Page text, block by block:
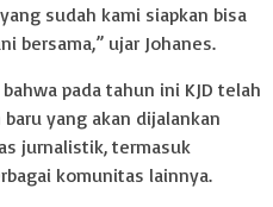
sudah kami siapkan bisa
bersama,” ujar Johanes.
pada tahun ini KJD telah
yang akan dijalankan
jurnalistik, termasuk
komunitas lainnya.